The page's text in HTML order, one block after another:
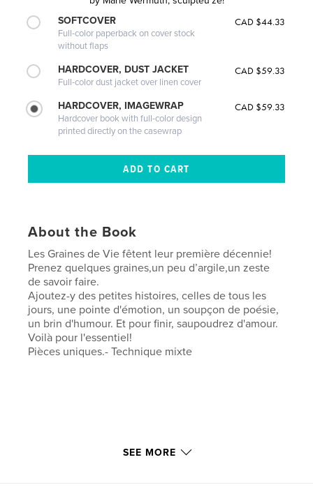
SOFTCOVER
Full-color paperback on cover stock
without flaps
CAD $44.33
HARDCOVER, DUST JACKET
Full-color dust jacket over linen cover
CAD $59.33
HARDCOVER, IMAGEWRAP
Hardcover book with full-color design
printed directly on the casewrap
CAD $59.33
About the Book
Les Graines de Vie fêtent leur première décennie!
Prenez quelques graines,un peu d’argile,un zeste
de savoir faire.
Ajoutez-y des petites histoires, celles de tous les
jours, une pointe d'émotion, un soupçon de poésie,
un brin d'humour. Et pour finir, saupoudrez d'amour.
Voilà pour l'essentiel!
Pièces uniques.- Technique mixte
http://www.marie-wermuth.com
SEE MORE